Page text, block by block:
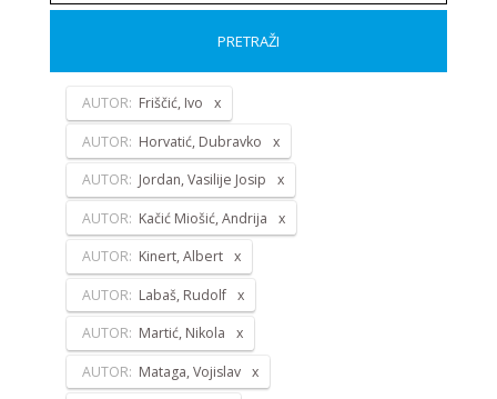
PRETRAŽI
AUTOR: Friščić, Ivo
AUTOR: Horvatić, Dubravko
AUTOR: Jordan, Vasilije Josip
AUTOR: Kačić Miošić, Andrija
AUTOR: Kinert, Albert
AUTOR: Labaš, Rudolf
AUTOR: Martić, Nikola
AUTOR: Mataga, Vojislav